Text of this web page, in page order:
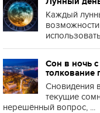
Каждый
Сон в ночь
толкование
Сновидения
текущие
нерешённый вопрос, ...